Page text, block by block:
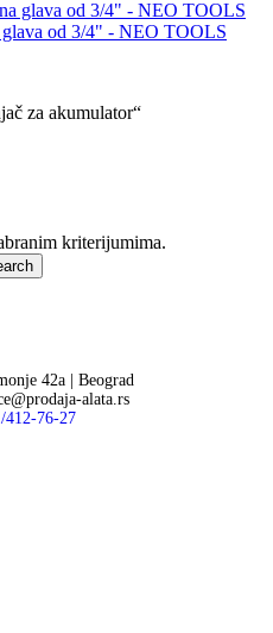
glava od 3/4" - NEO TOOLS
za akumulator“
kriterijumima.
42a | Beograd
alata.rs
412-76-27